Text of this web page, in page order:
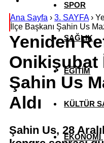
SPOR
SAĞLIK
EĞİTİM
KÜLTÜR
EKONOMİ
Ana Sayfa › 3. SAYFA›
İlçe Başkanı Şahin Us
Yeniden
Onikişubat
Şahin Us
Aldı
Şahin Us, 28